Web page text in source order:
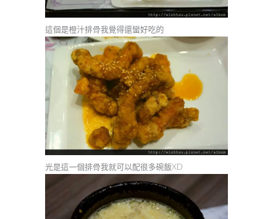
這個是橙汁排骨我覺得還蠻好吃的
光是這一個排骨我就可以配很多碗飯XD